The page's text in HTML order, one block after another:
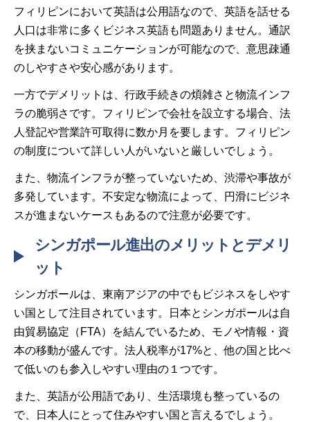
フィリピンにおいて英語は公用語なので、英語を話せる
人口は非常に多くビジネス英語も問題ありません。通訳
を挟まないコミュニケーションが可能なので、意思疎通
のしやすさや安心感があります。
一方でデメリットは、行政手続きの煩雑さと物流インフ
ラの脆弱さです。フィリピンで会社を設立する場合、法
人登記や営業許可取得に数か月を要します。フィリピン
の制度について詳しい人がいないと厳しいでしょう。
また、物流インフラが整っていないため、渋滞や事故が
多発しています。不安定な物流によって、円滑にビジネ
スが進まないケースもあるので注意が必要です。
シンガポール進出のメリットとデメリ
ット
シンガポールは、東南アジアの中でもビジネスをしやす
い国として注目されています。日本とシンガポールは自
由貿易協定（FTA）を結んでいるため、モノや情報・資
本の移動が盛んです。法人税率が17%と、他の国と比べ
て低いのも参入しやすい理由の１つです。
また、英語が公用語であり、生活環境も整っているの
で、日本人にとって住みやすい国と言えるでしょう。